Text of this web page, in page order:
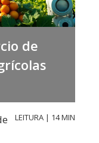
de
LEITURA | 14 MIN